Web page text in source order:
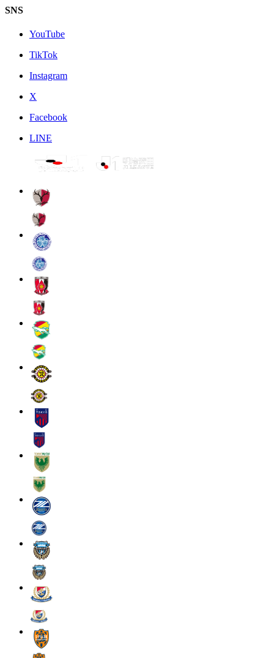
SNS
YouTube
TikTok
Instagram
X
Facebook
LINE